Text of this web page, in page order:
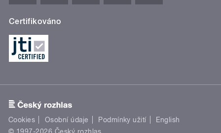
Certifikováno
Cookies Osobní údaje Podmínky užití
English